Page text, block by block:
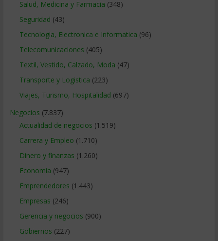
Salud, Medicina y Farmacia (348)
Seguridad (43)
Tecnologia, Electronica e Informatica (96)
Telecomunicaciones (405)
Textil, Vestido, Calzado, Moda (47)
Transporte y Logistica (223)
Viajes, Turismo, Hospitalidad (697)
Negocios (7.837)
Actualidad de negocios (1.519)
Carrera y Empleo (1.710)
Dinero y finanzas (1.260)
Economía (947)
Emprendedores (1.443)
Empresas (246)
Gerencia y negocios (900)
Gobiernos (227)